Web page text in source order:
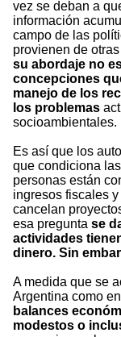
vez se deban a
información
campo de las
provienen de
su abordaje no
concepciones
manejo de los
los problemas
socioambientales.
Es así que los
que condiciona
personas están
ingresos fiscales
cancelan
esa pregunta se
actividades
dinero. Sin
A medida que se
Argentina como
balances
modestos o